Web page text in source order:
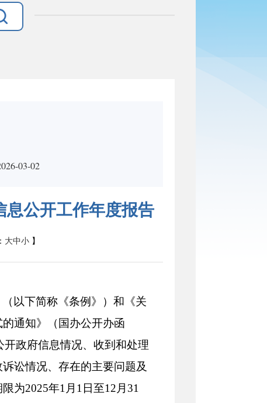
03-02
息公开工作年度报告
大中小 】
以下简称《条例》）和《关
通知》（国办公开办函
开政府信息情况、收到和处理
讼情况、存在的主要问题及
为2025年1月1日至12月31